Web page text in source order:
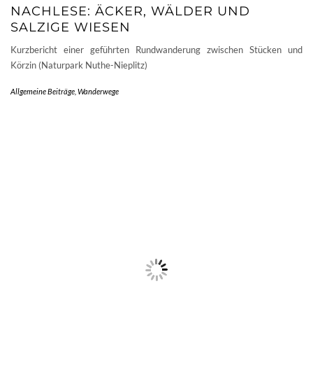
NACHLESE: ÄCKER, WÄLDER UND
SALZIGE WIESEN
Kurzbericht einer geführten Rundwanderung zwischen Stücken und
Körzin (Naturpark Nuthe-Nieplitz)
Allgemeine Beiträge Wanderwege